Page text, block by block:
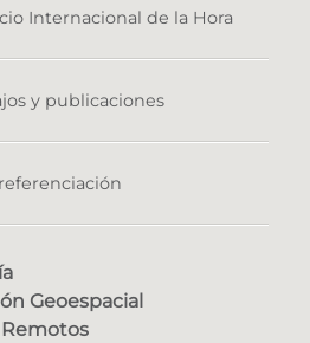
Internacional de la Hora
y publicaciones
Geoespacial